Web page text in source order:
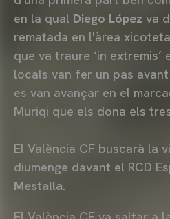
en la qual Diego López va
rematada en l'àrea
que va traure ‘in
locals van fer un pas
es van avançar en el
Muriqi que els dona els
El València CF buscarà la
diumenge davant el RCD
Mestalla.